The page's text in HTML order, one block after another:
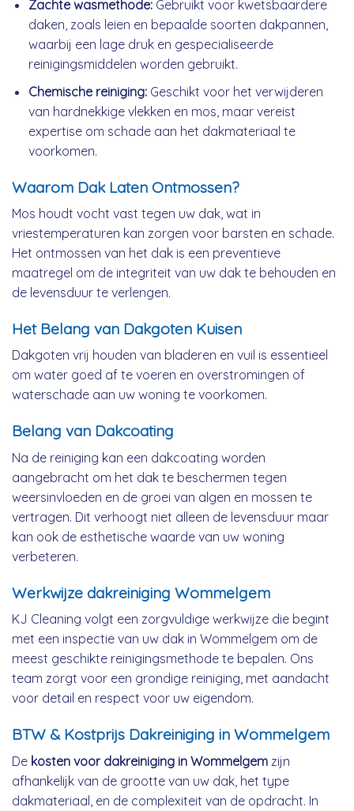
Zachte wasmethode:Gebruikt voor kwetsbaardere
daken, zoals leien en bepaalde soorten dakpannen,
waarbij een lage druk en gespecialiseerde
reinigingsmiddelen worden gebruikt.
Chemische reiniging:Geschikt voor het verwijderen
van hardnekkige vlekken en mos, maar vereist
expertise om schade aan het dakmateriaal te
voorkomen.
Waarom Dak Laten Ontmossen?
Mos houdt vocht vast tegen uw dak, wat in
vriestemperaturen kan zorgen voor barsten en schade.
Het ontmossen van het dak is een preventieve
maatregel om de integriteit van uw dak te behouden en
de levensduur te verlengen.
Het Belang van Dakgoten Kuisen
Dakgoten vrij houden van bladeren en vuil is essentieel
om water goed af te voeren en overstromingen of
waterschade aan uw woning te voorkomen.
Belang van Dakcoating
Na de reiniging kan een dakcoating worden
aangebracht om het dak te beschermen tegen
weersinvloeden en de groei van algen en mossen te
vertragen. Dit verhoogt niet alleen de levensduur maar
kan ook de esthetische waarde van uw woning
verbeteren.
Werkwijze dakreiniging Wommelgem
KJ Cleaning volgt een zorgvuldige werkwijze die begint
met een inspectie van uw dak in Wommelgem om de
meest geschikte reinigingsmethode te bepalen. Ons
team zorgt voor een grondige reiniging, met aandacht
voor detail en respect voor uw eigendom.
BTW & Kostprijs Dakreiniging in Wommelgem
De kosten voor dakreiniging in Wommelgem zijn
afhankelijk van de grootte van uw dak, het type
dakmateriaal, en de complexiteit van de opdracht. In